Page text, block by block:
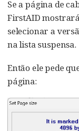
Se a página de
FirstAID
selecionar a
na lista suspensa.
Então ele pede
página: